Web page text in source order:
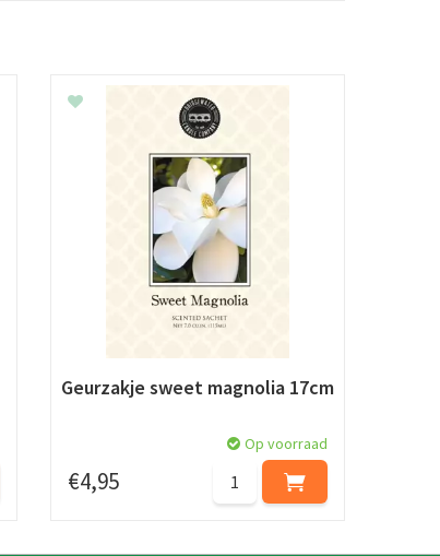
Geurzakje sweet magnolia 17cm
€4,95
Op voorraad